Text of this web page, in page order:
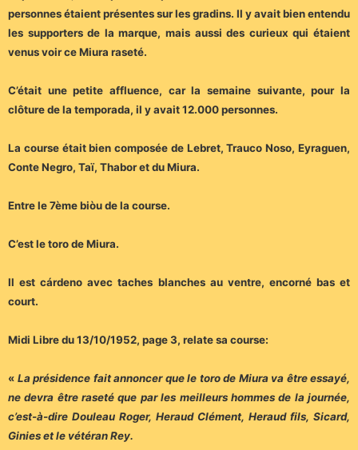
personnes étaient présentes sur les gradins. Il y avait bien entendu
les supporters de la marque, mais aussi des curieux qui étaient
venus voir ce Miura raseté.
C’était une petite affluence, car la semaine suivante, pour la
clôture de la temporada, il y avait 12.000 personnes.
La course était bien composée de Lebret, Trauco Noso, Eyraguen,
Conte Negro, Taï, Thabor et du Miura.
Entre le 7ème biòu de la course.
C’est le toro de Miura.
Il est cárdeno avec taches blanches au ventre, encorné bas et
court.
Midi Libre du 13/10/1952, page 3, relate sa course:
« La présidence fait annoncer que le toro de Miura va être essayé,
ne devra être raseté que par les meilleurs hommes de la journée,
c’est-à-dire Douleau Roger, Heraud Clément, Heraud fils, Sicard,
Ginies et le vétéran Rey.